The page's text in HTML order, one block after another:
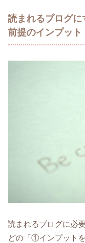
読まれるブログ
前提のインプット
読まれるブログに必
どの「①インプット